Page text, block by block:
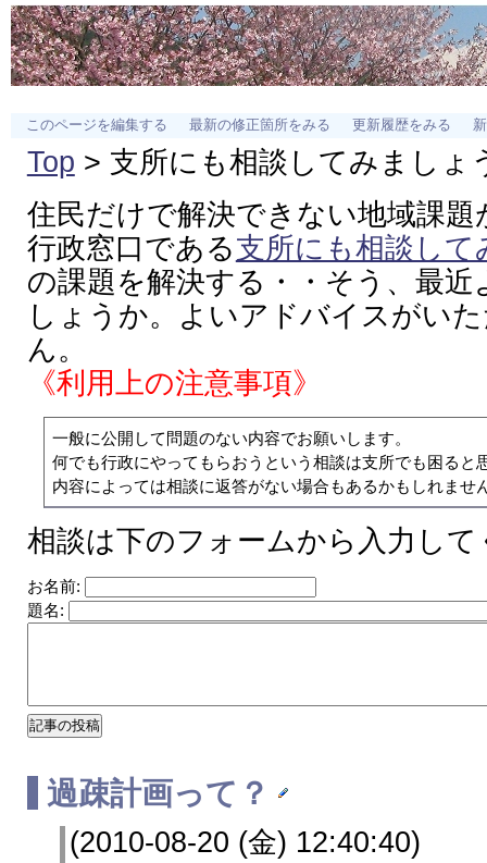
このページを編集する 最新の修正箇所をみる 更新履歴をみる
Top > 支所にも相談してみましょ
住民だけで解決できない地域課
行政窓口である支所にも相談して
の課題を解決する・・そう、最
しょうか。よいアドバイスがい
ん。
《利用上の注意事項》
一般に公開して問題のない内容でお願いします。
何でも行政にやってもらおうという相談は支所でも困ると
内容によっては相談に返答がない場合もあるかもしれま
相談は下のフォームから入力し
お名前:
題名:
過疎計画って？
(2010-08-20 (金) 12:40:40)